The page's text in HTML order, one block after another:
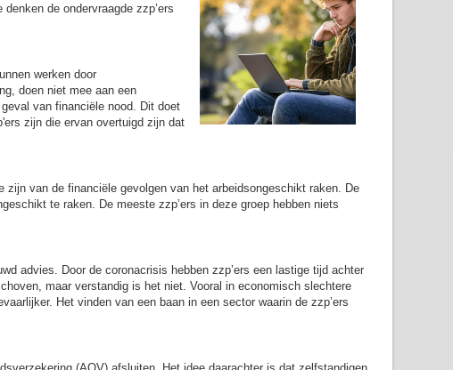
de ondervraagde zzp’ers
werken door
doen niet mee aan een
van financiële nood. Dit doet
zijn die ervan overtuigd zijn dat
van de financiële gevolgen van het arbeidsongeschikt raken. De
te raken. De meeste zzp’ers in deze groep hebben niets
advies. Door de coronacrisis hebben zzp’ers een lastige tijd achter
maar verstandig is het niet. Vooral in economisch slechtere
Het vinden van een baan in een sector waarin de zzp’ers